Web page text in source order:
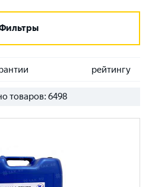
рейтингу
товаров: 6498